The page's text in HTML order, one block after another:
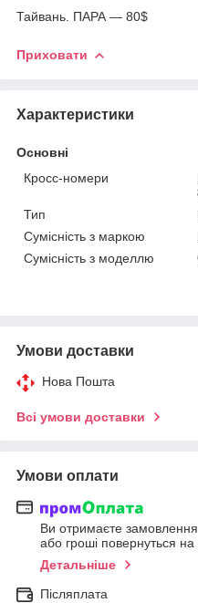
Тайвань. ПАРА — 80$
Приховати
Характеристики
Основні
Кросс-номери
Тип
Сумісність з маркою
Сумісність з моделлю
Умови доставки
Нова Пошта
Всі умови доставки
Умови оплати
Ви отримаєте замовлення
або гроші повернуться на
Детальніше
Післяплата